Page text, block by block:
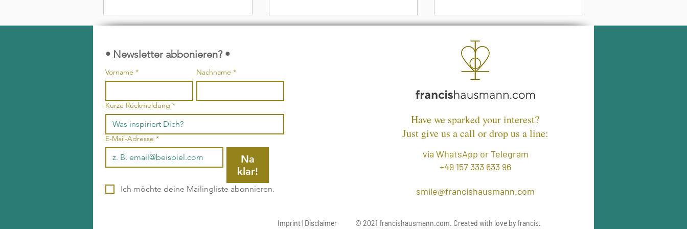
• Newsletter abbonieren? •
Vorname * Nachname *
Kurze Rückmeldung *
E-Mail-Adresse *
Na
klar!
Ich möchte deine Mailingliste abonnieren.
Imprint | Disclaimer
Have we sparked your interest?
Just give us a call or drop us a line:
via WhatsApp or Telegram
+49 157 333 633 96
smile@francishausmann.com
© 2021 francishausmann.com. Created with love by francis.